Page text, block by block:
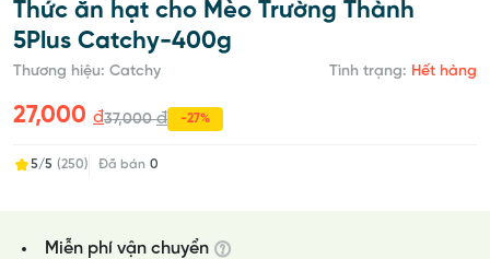
Thức ăn hạt cho Mèo Trường Thành
5Plus Catchy-400g
Thương hiệu: Catchy Tình trạng: Hết hàng
27,000 đ37,000đ -27%
5/5 (250) Đã bán 0
Miễn phí vận chuyển